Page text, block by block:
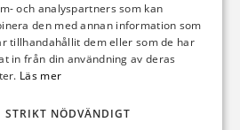
556225-9142
Öppettider:
Bilförsäljning
: 10:00-14:00
och analyspartners som kan
den med annan information som
tillhandahållit dem eller som de har
in från din användning av deras
Läs mer
STRIKT NÖDVÄNDIGT